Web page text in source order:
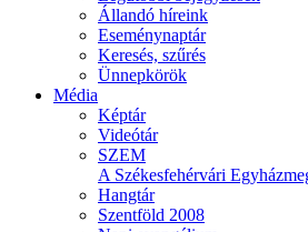
Állandó híreink
Eseménynaptár
Keresés, szűrés
Ünnepkörök
Média
Képtár
Videótár
SZEM
A Székesfehérvári
Hangtár
Szentföld 2008